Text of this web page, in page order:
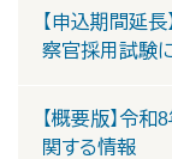
【申込期間延
察官採用試験
【概要版】令
関する情報